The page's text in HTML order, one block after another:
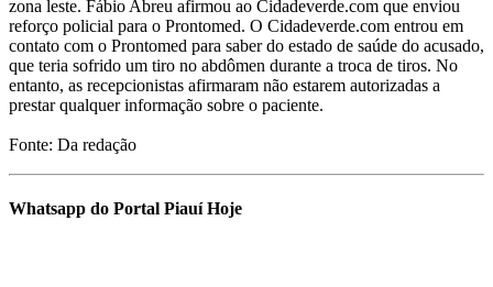
zona leste. Fábio Abreu afirmou ao Cidadeverde.com que enviou
reforço policial para o Prontomed. O Cidadeverde.com entrou em
contato com o Prontomed para saber do estado de saúde do acusado,
que teria sofrido um tiro no abdômen durante a troca de tiros. No
entanto, as recepcionistas afirmaram não estarem autorizadas a
prestar qualquer informação sobre o paciente.
Fonte: Da redação
Whatsapp do Portal Piauí Hoje